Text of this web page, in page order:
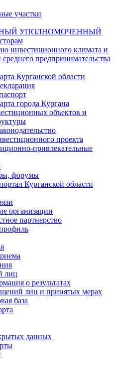
участки
УПОЛНОМОЧЕННЫЙ
инвестиционного климата и
предпринимательства
Курганской области
города Кургана
объектов и
проекта
привлекательные
форумы
Курганской области
организации
партнерство
лиц
о результатах
лиц и принятых мерах
база
данных